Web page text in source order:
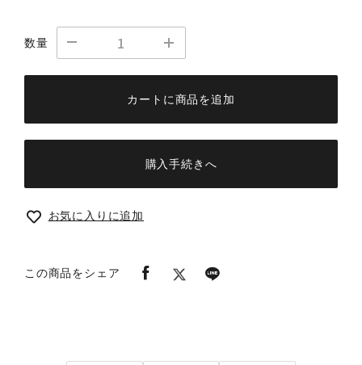
数量
カートに商品を追加
購入手続きへ
お気に入りに追加
この商品をシェア